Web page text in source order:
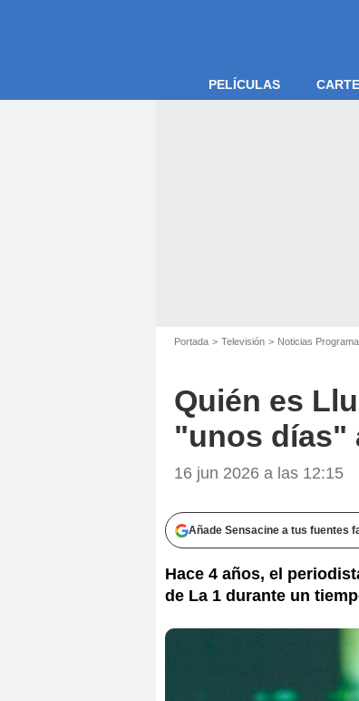
PELÍCULAS
Portada Televisión Noticias
Quién es
"unos días"
16 jun 2026 a las 12:15
Añade Sensacine a tus fuentes
Hace 4 años, el
de La 1 durante un